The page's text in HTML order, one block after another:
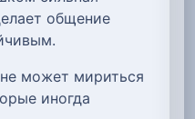
общение
может мириться
иногда